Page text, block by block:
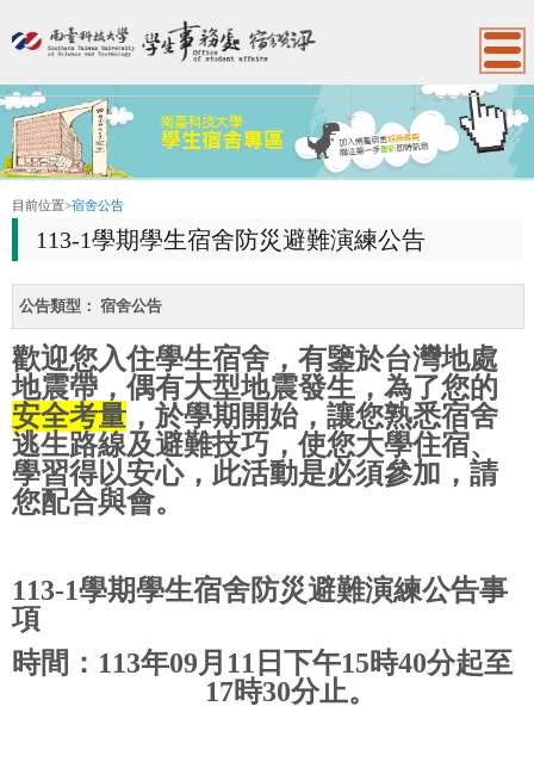
:::
目前位置>宿舍公告
113-1學期學生宿舍防災避難演練公告
公告類型： 宿舍公告
歡迎您入住學生宿舍 ，有鑒於台灣地處
地震帶，偶有大型地震發生，為了您的
安全考量 ，於學期開始，讓您熟悉宿舍
逃生路線及避難技巧 ，使您大學住宿、
學習得以安心，此活動是必須參加，請
您配合與會。
113-1學期學生宿舍防災避難演練公告事
項
時間： 113年09月 11 日下午15時40分起至
17時30分止。